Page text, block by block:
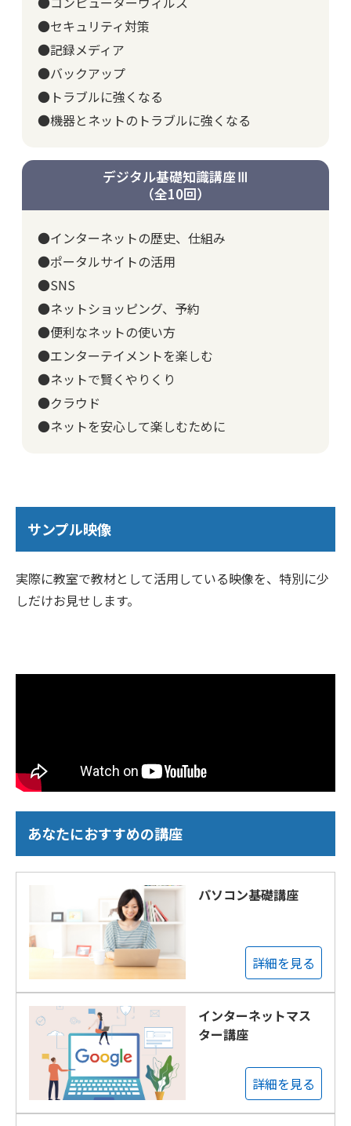
●セキュリティ対策
●記録メディア
●バックアップ
●トラブルに強くなる
●機器とネットのトラブルに強くなる
デジタル基礎知識講座Ⅲ
（全10回）
●インターネットの歴史、仕組み
●ポータルサイトの活用
●SNS
●ネットショッピング、予約
●便利なネットの使い方
●エンターテイメントを楽しむ
●ネットで賢くやりくり
●クラウド
●ネットを安心して楽しむために
サンプル映像
実際に教室で教材として活用している映像を、特別に少
しだけお見せします。
あなたにおすすめの講座
パソコン基礎講座
詳細を見る
インターネットマス
ター講座
詳細を見る